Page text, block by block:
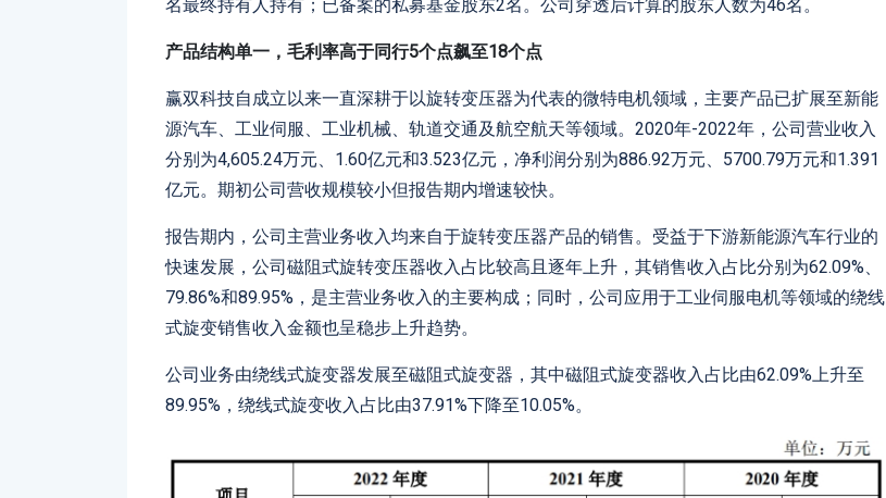
名最终持有人持有；已备案的私募基金股东2名。公司穿透后计算的股东人数为46名。
产品结构单一，毛利率高于同行5个点飙至18个点
赢双科技自成立以来一直深耕于以旋转变压器为代表的微特电机领域，主要产品已扩展至新能
源汽车、工业伺服、工业机械、轨道交通及航空航天等领域。2020年-2022年，公司营业收入
分别为4,605.24万元、1.60亿元和3.523亿元，净利润分别为886.92万元、5700.79万元和1.391
亿元。期初公司营收规模较小但报告期内增速较快。
报告期内，公司主营业务收入均来自于旋转变压器产品的销售。受益于下游新能源汽车行业的
快速发展，公司磁阻式旋转变压器收入占比较高且逐年上升，其销售收入占比分别为62.09%、
79.86%和89.95%，是主营业务收入的主要构成；同时，公司应用于工业伺服电机等领域的绕线
式旋变销售收入金额也呈稳步上升趋势。
公司业务由绕线式旋变器发展至磁阻式旋变器，其中磁阻式旋变器收入占比由62.09%上升至
89.95%，绕线式旋变收入占比由37.91%下降至10.05%。